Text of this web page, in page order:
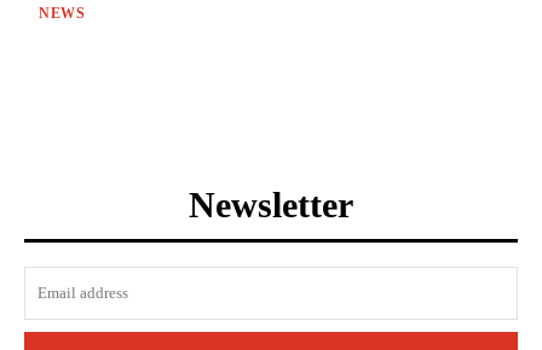
NEWS
Newsletter